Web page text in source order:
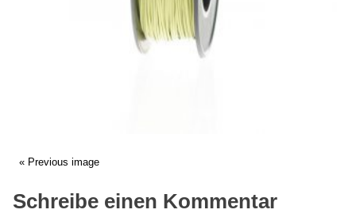
« Previous image
Schreibe einen Kommentar